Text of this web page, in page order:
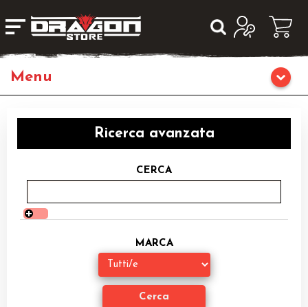
Giochi di Ruolo
Librigame
Editoria
Giochi di Carte Collezionabili
Ricerca avanzata
CERCA
MARCA